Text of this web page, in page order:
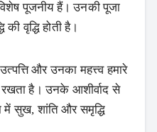
विशेष पूजनीय हैं। उनकी पूजा
वृद्धि होती है।
और उनका महत्त्व हमारे
रखता है। उनके आशीर्वाद से
में सुख, शांति और समृद्धि